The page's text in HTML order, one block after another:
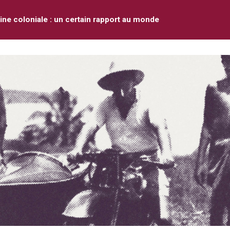
coloniale : un certain rapport au monde